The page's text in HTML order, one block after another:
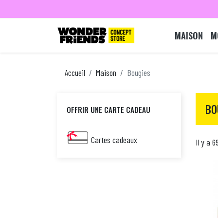
MAISON
Accueil Maison Bougies
OFFRIR UNE CARTE CADEAU
Cartes cadeaux Il y a